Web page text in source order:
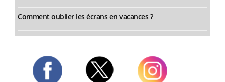
Comment oublier les écrans en vacances ?